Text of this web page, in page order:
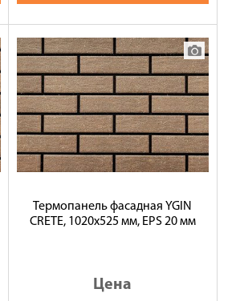
Термопанель фасадная YGIN
CRETE, 1020х525 мм, EPS 20 мм
Цена